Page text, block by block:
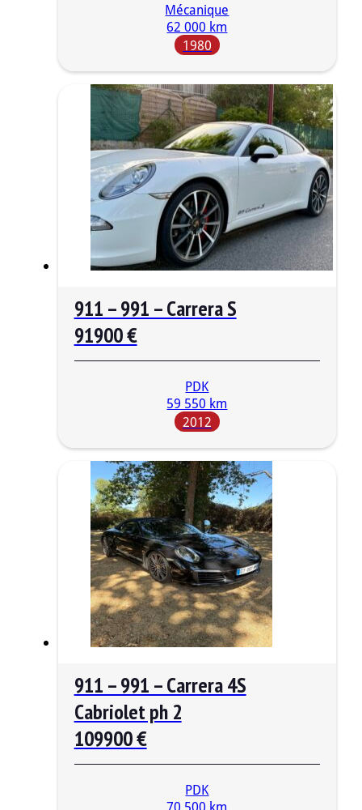
1980
62 000 km
Mécanique
911 – 991 – Carrera S
91900 €
2012
59 550 km
PDK
911 – 991 – Carrera 4S
Cabriolet ph 2
109900 €
PDK